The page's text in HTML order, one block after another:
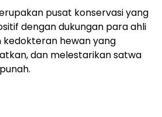
pusat konservasi yang
dengan dukungan para ahli
kedokteran hewan yang
dan melestarikan satwa